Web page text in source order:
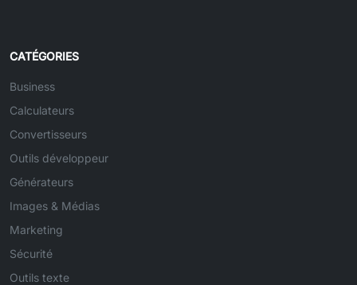
CATÉGORIES
Business
Calculateurs
Convertisseurs
Outils développeur
Générateurs
Images & Médias
Marketing
Sécurité
Outils texte